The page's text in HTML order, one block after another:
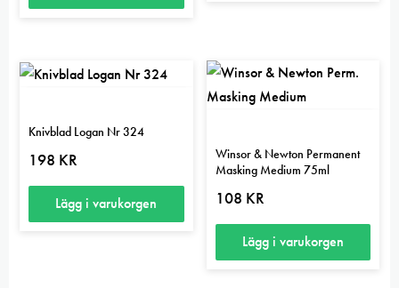
Knivblad Logan Nr 324
198 KR
Lägg i varukorgen
Winsor & Newton Permanent
Masking Medium 75ml
108 KR
Lägg i varukorgen